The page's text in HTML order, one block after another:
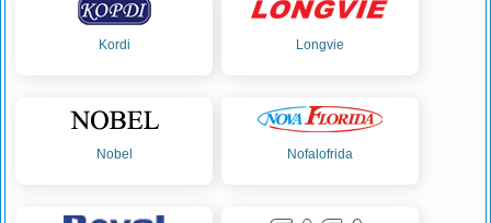
Kordi Longvie
Nobel Nofalofrida